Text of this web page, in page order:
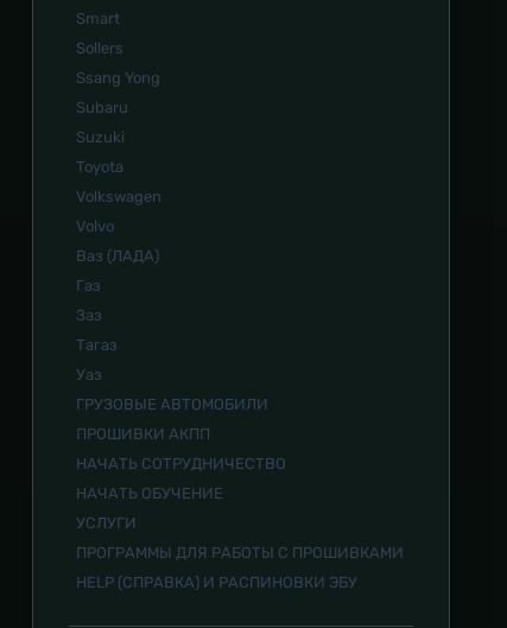
Smart
Sollers
Ssang Yong
Subaru
Suzuki
Toyota
Volkswagen
Volvo
Ваз (ЛАДА)
Газ
Заз
Тагаз
Уаз
ГРУЗОВЫЕ АВТОМОБИЛИ
ПРОШИВКИ АКПП
НАЧАТЬ СОТРУДНИЧЕСТВО
НАЧАТЬ ОБУЧЕНИЕ
УСЛУГИ
ПРОГРАММЫ ДЛЯ РАБОТЫ С ПРОШИВКАМИ
HELP (СПРАВКА) И РАСПИНОВКИ ЭБУ